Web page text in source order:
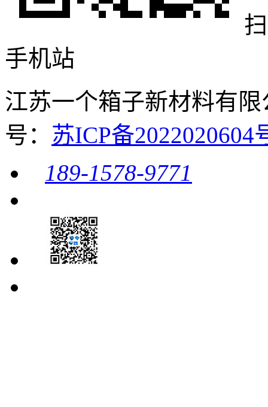
手机站
江苏一个箱子新材料有
号： 苏ICP备2022020604
189-1578-9771